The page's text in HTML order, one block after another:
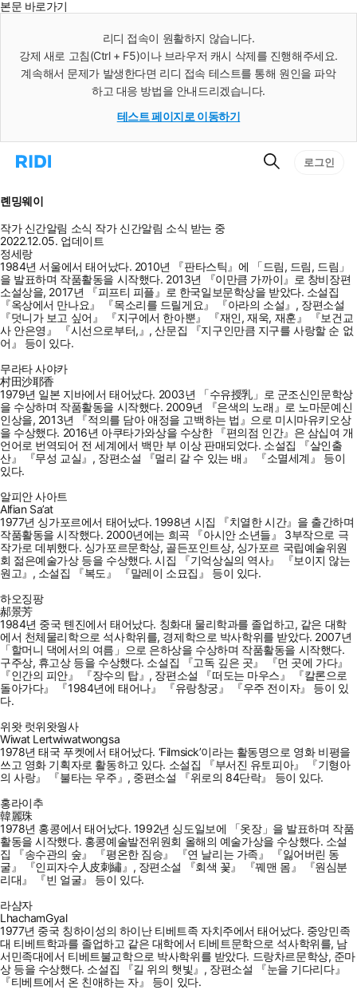
본문 바로가기
리디 접속이 원활하지 않습니다.
강제 새로 고침(Ctrl + F5)이나 브라우저 캐시 삭제를 진행해주세요.
계속해서 문제가 발생한다면 리디 접속 테스트를 통해 원인을 파악
하고 대응 방법을 안내드리겠습니다.
테스트 페이지로 이동하기
리
으
로
이
동
검
로그인
롄밍웨이
작가 신간알림 소식 작가 신간알림 소식 받는 중
2022.12.05. 업데이트
정세랑
1984년 서울에서 태어났다. 2010년 『판타스틱』에 「드림, 드림, 드림」
을 발표하며 작품활동을 시작했다. 2013년 『이만큼 가까이』로 창비장편
소설상을, 2017년 『피프티 피플』로 한국일보문학상을 받았다. 소설집
『옥상에서 만나요』 『목소리를 드릴게요』 『아라의 소설』, 장편소설
『덧니가 보고 싶어』 『지구에서 한아뿐』 『재인, 재욱, 재훈』 『보건교
사 안은영』 『시선으로부터,』, 산문집 『지구인만큼 지구를 사랑할 순 없
어』 등이 있다.
무라타 사야카
村田沙耶香
1979년 일본 지바에서 태어났다. 2003년 「수유授乳」로 군조신인문학상
을 수상하며 작품활동을 시작했다. 2009년 『은색의 노래』로 노마문예신
인상을, 2013년 『적의를 담아 애정을 고백하는 법』으로 미시마유키오상
을 수상했다. 2016년 아쿠타가와상을 수상한 『편의점 인간』은 삼십여 개
언어로 번역되어 전 세계에서 백만 부 이상 판매되었다. 소설집 『살인출
산』 『무성 교실』, 장편소설 『멀리 갈 수 있는 배』 『소멸세계』 등이
있다.
알피안 사아트
Alfian Sa’at
1977년 싱가포르에서 태어났다. 1998년 시집 『치열한 시간』을 출간하며
작품활동을 시작했다. 2000년에는 희곡 『아시안 소년들』 3부작으로 극
작가로 데뷔했다. 싱가포르문학상, 골든포인트상, 싱가포르 국립예술위원
회 젊은예술가상 등을 수상했다. 시집 『기억상실의 역사』 『보이지 않는
원고』, 소설집 『복도』 『말레이 소묘집』 등이 있다.
하오징팡
郝景芳
1984년 중국 톈진에서 태어났다. 칭화대 물리학과를 졸업하고, 같은 대학
에서 천체물리학으로 석사학위를, 경제학으로 박사학위를 받았다. 2007년
「할머니 댁에서의 여름」으로 은하상을 수상하며 작품활동을 시작했다.
구주상, 휴고상 등을 수상했다. 소설집 『고독 깊은 곳』 『먼 곳에 가다』
『인간의 피안』 『장수의 탑』, 장편소설 『떠도는 마우스』 『칼론으로
돌아가다』 『1984년에 태어나』 『유랑창궁』 『우주 전이자』 등이 있
다.
위왓 럿위왓웡사
Wiwat Lertwiwatwongsa
1978년 태국 푸켓에서 태어났다. ‘Filmsick’이라는 활동명으로 영화 비평을
쓰고 영화 기획자로 활동하고 있다. 소설집 『부서진 유토피아』 『기형아
의 사랑』 『불타는 우주』, 중편소설 『위로의 84단락』 등이 있다.
홍라이추
韓麗珠
1978년 홍콩에서 태어났다. 1992년 싱도일보에 「옷장」을 발표하며 작품
활동을 시작했다. 홍콩예술발전위원회 올해의 예술가상을 수상했다. 소설
집 『송수관의 숲』 『평온한 짐승』 『연 날리는 가족』 『잃어버린 동
굴』 『인피자수人皮刺繡』, 장편소설 『회색 꽃』 『꿰맨 몸』 『원심분
리대』 『빈 얼굴』 등이 있다.
라샴자
LhachamGyal
1977년 중국 칭하이성의 하이난 티베트족 자치주에서 태어났다. 중앙민족
대 티베트학과를 졸업하고 같은 대학에서 티베트문학으로 석사학위를, 남
서민족대에서 티베트불교학으로 박사학위를 받았다. 드랑차르문학상, 준마
상 등을 수상했다. 소설집 『길 위의 햇빛』, 장편소설 『눈을 기다리다』
『티베트에서 온 친애하는 자』 등이 있다.